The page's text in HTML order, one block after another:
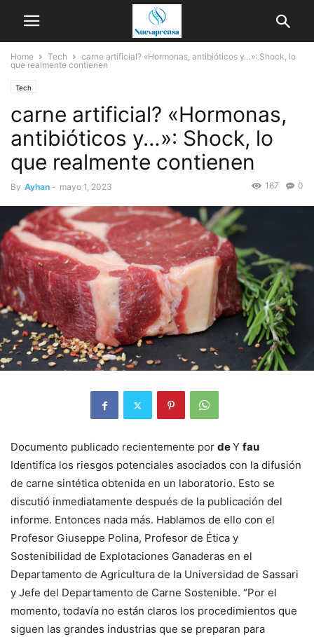
Home Tech
carne artificial? «Hormonas, antibióticos y…»: Shock, lo
que realmente contienen
Tech
carne artificial? «Hormonas,
antibióticos y…»: Shock, lo
que realmente contienen
By Ayhan - mayo 1, 2023 0
167
Documento publicado recientemente por deY fau
Identifica los riesgos potenciales asociados con la difusión
de carne sintética obtenida en un laboratorio. Esto se
discutió inmediatamente después de la publicación del
informe. Entonces nada más. Hablamos de ello con el
Profesor Giuseppe Polina, Profesor de Ética y
Sostenibilidad de Explotaciones Ganaderas en el
Departamento de Agricultura de la Universidad de Sassari
y Jefe del Departamento de Carne Sostenible. “Por el
momento, todavía no están claros los procedimientos que
siguen las grandes industrias que se preparan para